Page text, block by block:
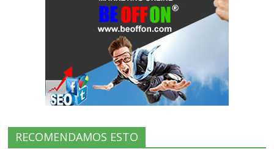
RECOMENDAMOS ESTO